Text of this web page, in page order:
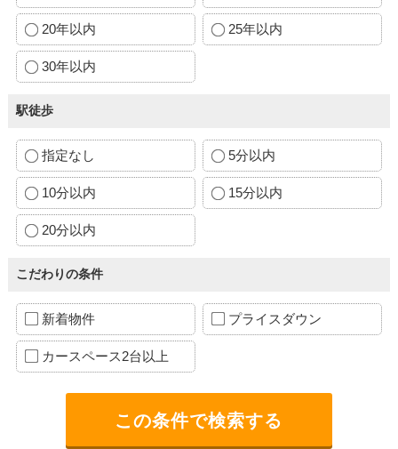
20年以内 25年以内
30年以内
駅徒歩
指定なし 5分以内
10分以内 15分以内
20分以内
こだわりの条件
新着物件 プライスダウン
カースペース2台以上